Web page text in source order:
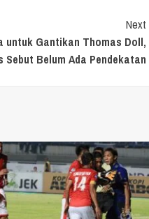
Next
untuk Gantikan Thomas Doll,
Sebut Belum Ada Pendekatan